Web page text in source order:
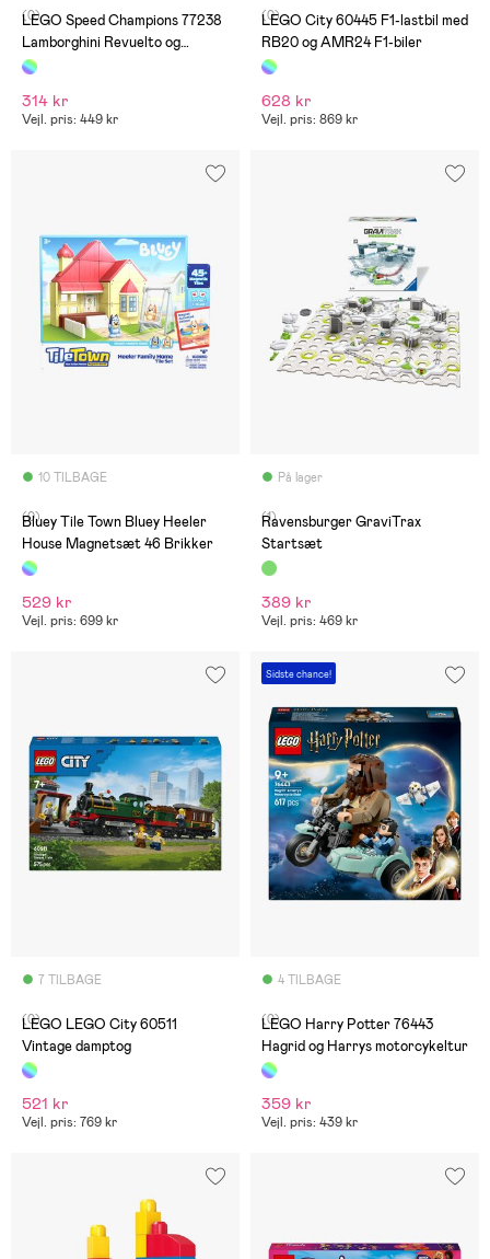
(0)
LEGO Speed Champions 77238
Lamborghini Revuelto og
Huracán STO
314 kr
Vejl. pris: 449 kr
(0)
LEGO City 60445 F1-lastbil med
RB20 og AMR24 F1-biler
628 kr
Vejl. pris: 869 kr
10 TILBAGE
(0)
Bluey Tile Town Bluey Heeler
House Magnetsæt 46 Brikker
529 kr
Vejl. pris: 699 kr
På lager
(1)
Ravensburger GraviTrax
Startsæt
389 kr
Vejl. pris: 469 kr
7 TILBAGE
(0)
LEGO LEGO City 60511
Vintage damptog
521 kr
Vejl. pris: 769 kr
Sidste chance!
4 TILBAGE
(0)
LEGO Harry Potter 76443
Hagrid og Harrys motorcykeltur
359 kr
Vejl. pris: 439 kr